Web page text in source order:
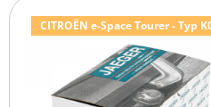
CITROËN e-Space Tourer - Typ